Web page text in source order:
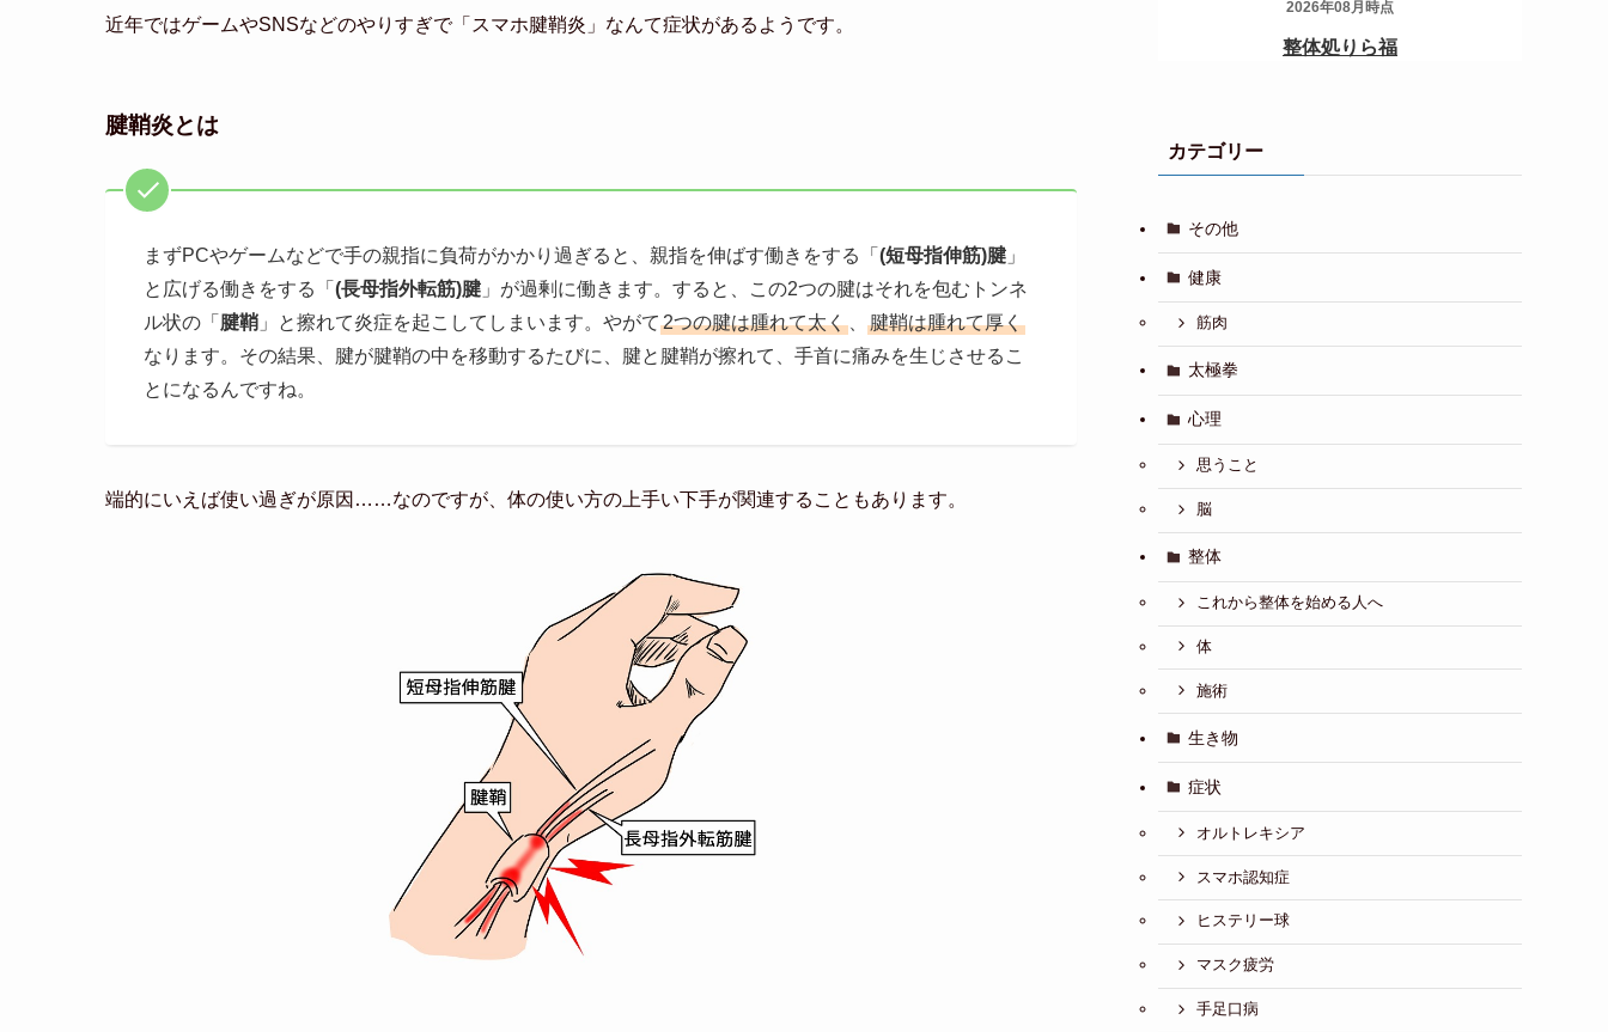
近年ではゲームやSNSなどのやりすぎで「スマホ腱鞘炎」なんて症状があるようです。
腱鞘炎とは
まずPCやゲームなどで手の親指に負荷がかかり過ぎると、親指を伸ばす働きをする「 (短母指伸筋)腱 」
と広げる働きをする「 (長母指外転筋)腱 」が過剰に働きます。すると、この2つの腱はそれを包むトンネ
ル状の「 腱鞘 」と擦れて炎症を起こしてしまいます。やがて 2つの腱は腫れて太く
腱鞘は腫れて厚く
なります。その結果、腱が腱鞘の中を移動するたびに、腱と腱鞘が擦れて、手首に痛みを生じさせるこ
とになるんですね。
端的にいえば使い過ぎが原因……なのですが、体の使い方の上手い下手が関連することもあります。
カテゴリー
その他
健康
筋肉
太極拳
心理
思うこと
脳
整体
これから整体を始める人へ
体
施術
生き物
症状
オルトレキシア
スマホ認知症
ヒステリー球
マスク疲労
手足口病